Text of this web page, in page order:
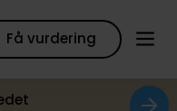
Få vurdering
Kort